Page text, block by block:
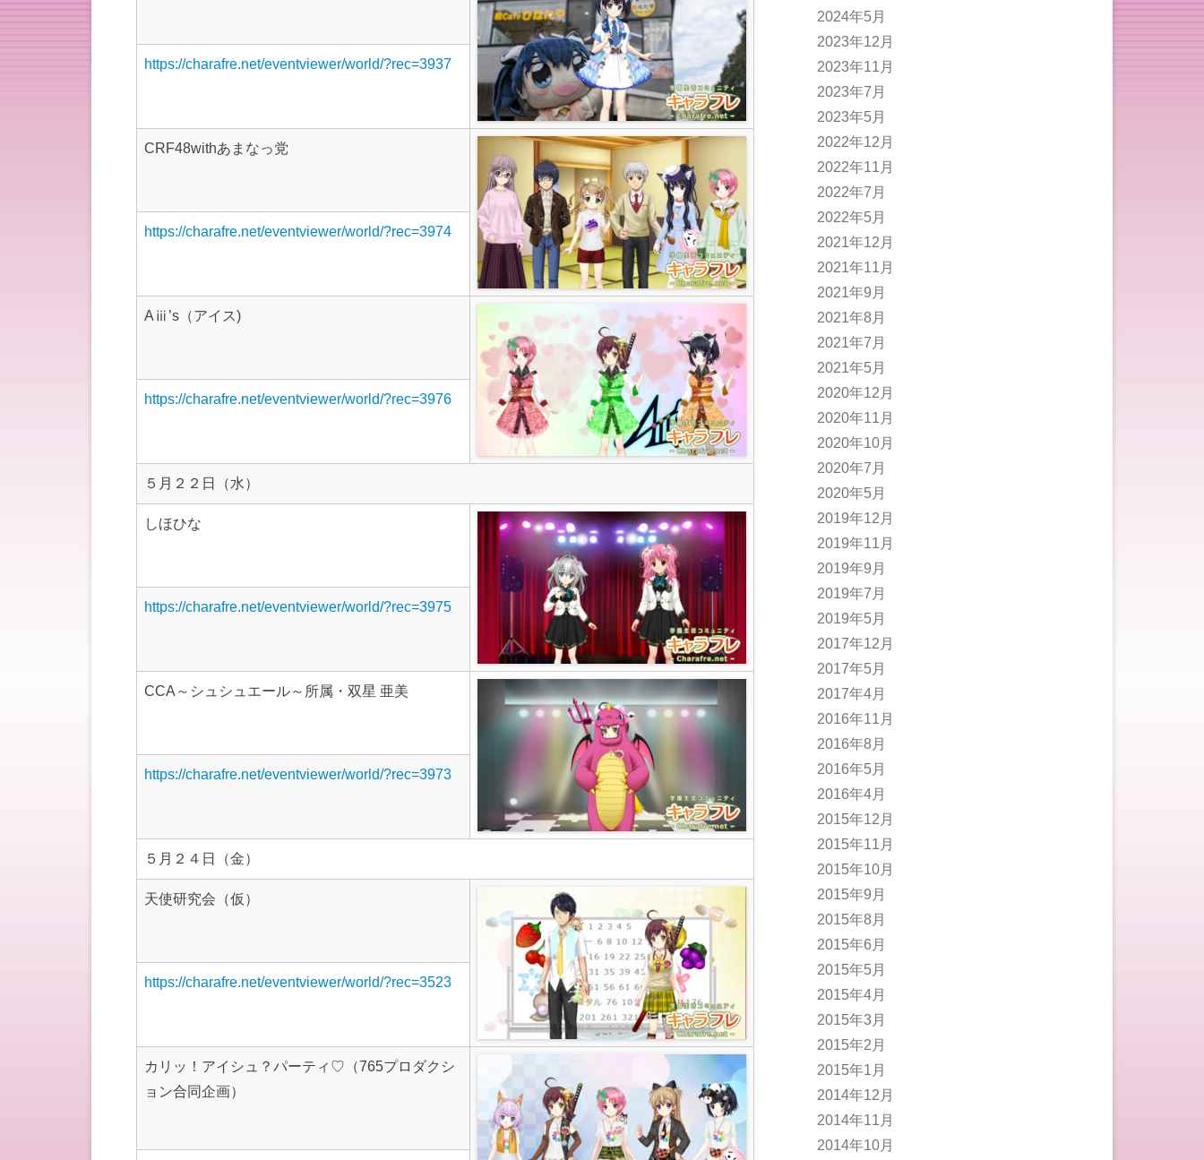
https://charafre.net/eventviewer/world/?rec=3937
CRF48withあまなっ党
https://charafre.net/eventviewer/world/?rec=3974
Aⅲ’s（アイス)
https://charafre.net/eventviewer/world/?rec=3976
５月２２日（水）
しほひな
https://charafre.net/eventviewer/world/?rec=3975
CCA～シュシュエール～所属・双星 亜美
https://charafre.net/eventviewer/world/?rec=3973
５月２４日（金）
天使研究会（仮）
https://charafre.net/eventviewer/world/?rec=3523
カリッ！アイシュ？パーティ♡（765プロダクシ
ョン合同企画）
2024年5月
2023年12月
2023年11月
2023年7月
2023年5月
2022年12月
2022年11月
2022年7月
2022年5月
2021年12月
2021年11月
2021年9月
2021年8月
2021年7月
2021年5月
2020年12月
2020年11月
2020年10月
2020年7月
2020年5月
2019年12月
2019年11月
2019年9月
2019年7月
2019年5月
2017年12月
2017年5月
2017年4月
2016年11月
2016年8月
2016年5月
2016年4月
2015年12月
2015年11月
2015年10月
2015年9月
2015年8月
2015年6月
2015年5月
2015年4月
2015年3月
2015年2月
2015年1月
2014年12月
2014年11月
2014年10月